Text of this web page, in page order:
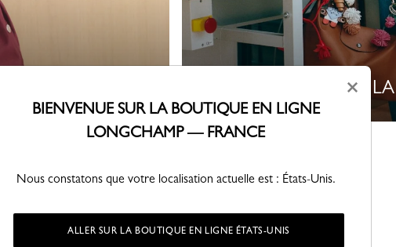
LES ESSENTIELS DE
Lookbook Automne-Hiver 2026
Une collection portée par la créativité parisienne.
×
BIENVENUE SUR LA BOUTIQUE EN LIGNE
LONGCHAMP — FRANCE
Nous constatons que votre localisation actuelle est : États-Unis.
ALLER SUR LA BOUTIQUE EN LIGNE ÉTATS-UNIS